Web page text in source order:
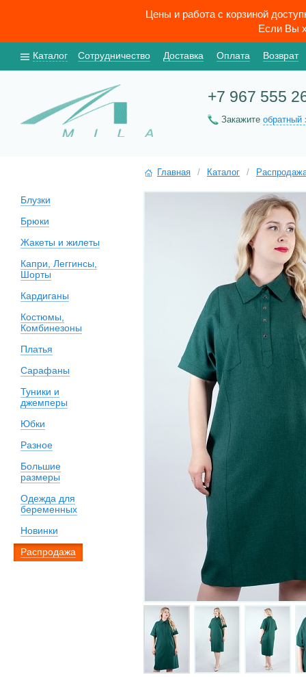
Цены и работа с корзиной
Если Вы
Каталог Сотрудничество Доставка Оплата Возврат
+7 967 555
Закажите обратный
Блузки
Брюки
Жакеты и жилеты
Капри, Леггинсы,
Шорты
Кардиганы
Костюмы,
Комбинезоны
Платья
Сарафаны
Туники и
джемперы
Юбки
Разное
Большие
размеры
Одежда для
беременных
Новинки
Распродажа
Главная / Каталог /